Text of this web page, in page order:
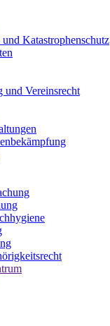
Katastrophenschutz
und Vereinsrecht